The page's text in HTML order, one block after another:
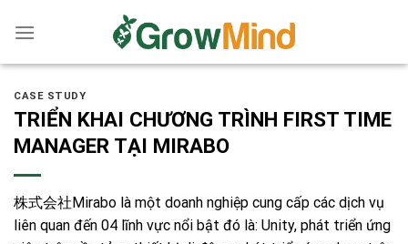
CASE STUDY
TRIỂN KHAI CHƯƠNG TRÌNH FIRST TIME
MANAGER TẠI MIRABO
株式会社Mirabo là một doanh nghiệp cung cấp các dịch vụ
liên quan đến 04 lĩnh vực nổi bật đó là: Unity, phát triển ứng